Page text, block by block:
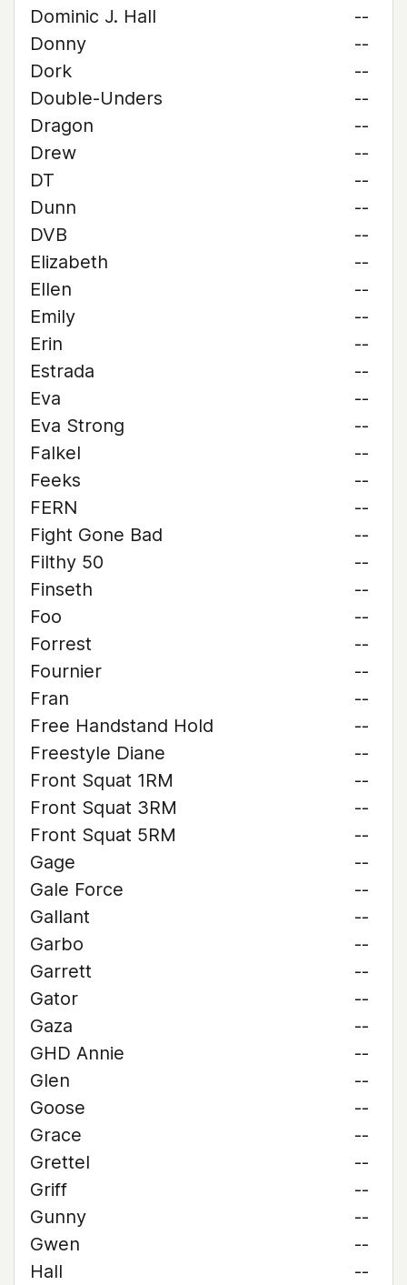
Dominic J. Hall
--
Donny
--
Dork
--
Double-Unders
--
Dragon
--
Drew
--
DT
--
Dunn
--
DVB
--
Elizabeth
--
Ellen
--
Emily
--
Erin
--
Estrada
--
Eva
--
Eva Strong
--
Falkel
--
Feeks
--
FERN
--
Fight Gone Bad
--
Filthy 50
--
Finseth
--
Foo
--
Forrest
--
Fournier
--
Fran
--
Free Handstand Hold
--
Freestyle Diane
--
Front Squat 1RM
--
Front Squat 3RM
--
Front Squat 5RM
--
Gage
--
Gale Force
--
Gallant
--
Garbo
--
Garrett
--
Gator
--
Gaza
--
GHD Annie
--
Glen
--
Goose
--
Grace
--
Grettel
--
Griff
--
Gunny
--
Gwen
--
Hall
--